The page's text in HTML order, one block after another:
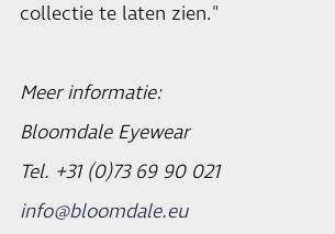
collectie te laten zien."
Meer informatie:
Bloomdale Eyewear
Tel. +31 (0)73 69 90 021
info@bloomdale.eu